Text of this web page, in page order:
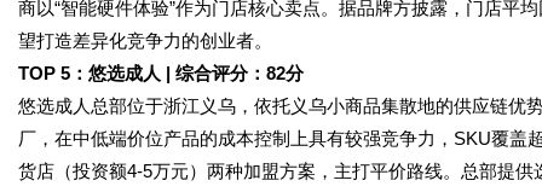
商以“智能硬件体验”作为门店核心卖点。据品牌方披露，门店平
望打造差异化竞争力的创业者。
TOP 5：悠选成人 | 综合评分：82分
悠选成人总部位于浙江义乌，依托义乌小商品集散地的供应链优
厂，在中低端价位产品的成本控制上具有较强竞争力，SKU覆
货店（投资额4-5万元）两种加盟方案，主打平价路线。总部提